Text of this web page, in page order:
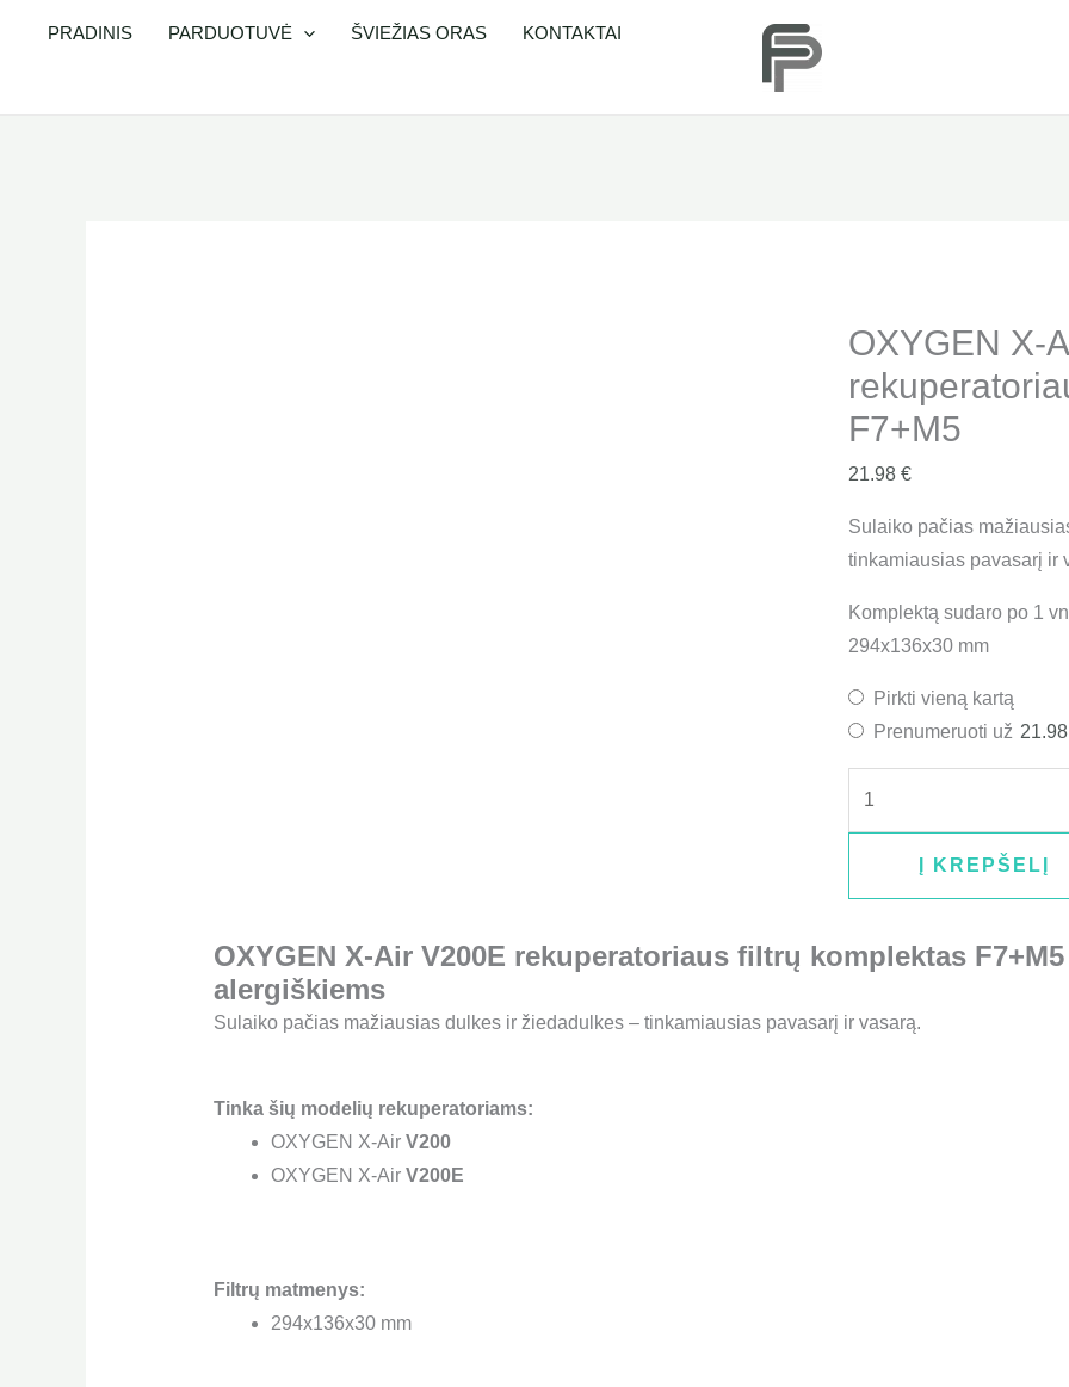
PRADINIS PARDUOTUVĖ ŠVIEŽIAS ORAS KONTAKTAI
OXYGEN X-
F7+M5
21.98€
Sulaiko pačias
tinkamiausias pavasarį ir
Komplektą sudaro po 1
294x136x30 mm
Pirkti vieną kartą
Prenumeruoti už
Į KREPŠELĮ
OXYGEN X-Air V200E rekuperatoriaus filtrų komplektas
alergiškiems
Sulaiko pačias mažiausias dulkes ir žiedadulkes – tinkamiausias pavasarį ir vasarą.
Tinka šių modelių rekuperatoriams:
OXYGEN X-Air V200
OXYGEN X-Air V200E
Filtrų matmenys:
294x136x30 mm